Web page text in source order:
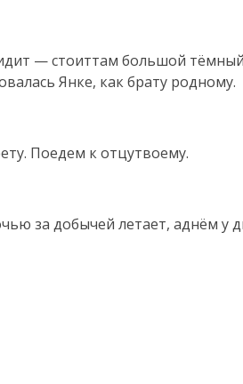
— стоиттам большой
Янке, как брату родному.
Поедем к отцутвоему.
за добычей летает, аднём у